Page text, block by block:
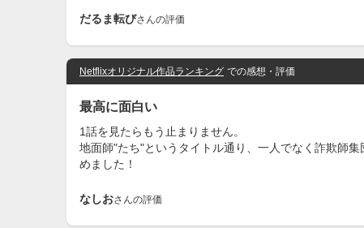
だるま転びさんの評価
Netflixオリジナル作品ランキング での感想・評価
最高に面白い
1話を見たらもう止まりません。
地面師"たち"というタイトル通り、一人でなく詐欺師
めました！
なしおさんの評価